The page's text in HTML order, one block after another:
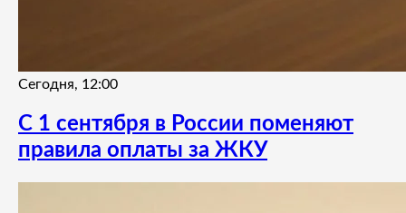
Сегодня, 12:00
С 1 сентября в России поменяют
правила оплаты за ЖКУ